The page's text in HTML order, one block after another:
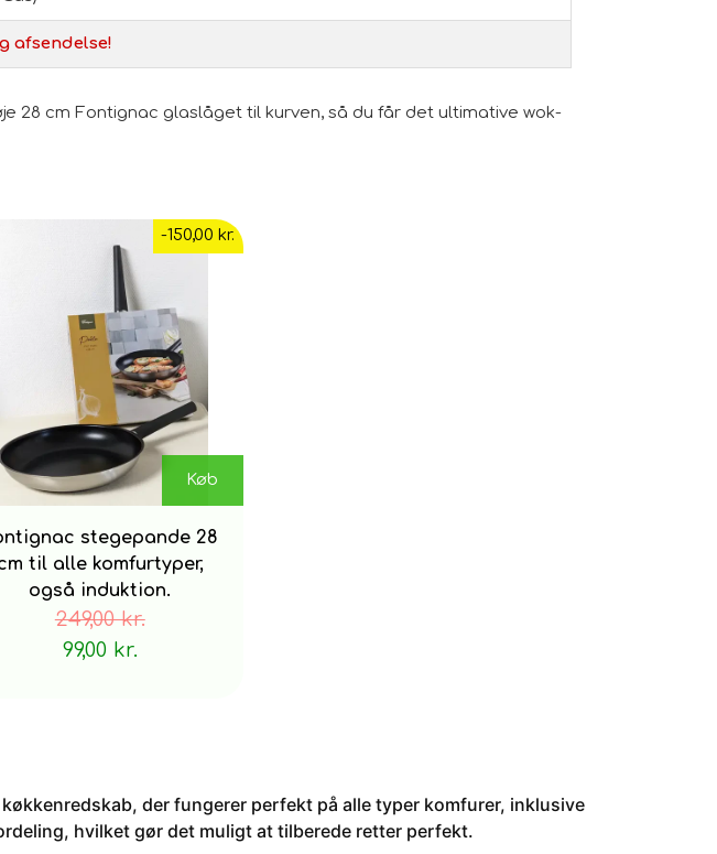
afsendelse!
28 cm Fontignac glaslåget til kurven, så du får det ultimative wok-
-150,00 kr.
Køb
stegepande 28
til alle komfurtyper,
også induktion.
249,00 kr.
99,00 kr.
der fungerer perfekt på alle typer komfurer, inklusive
hvilket gør det muligt at tilberede retter perfekt.